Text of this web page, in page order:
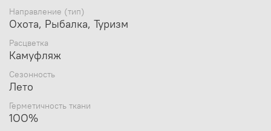
Гермоупаковка для ружья выпускается
в пастельных тонах и имеет удобную ручку
и лямку для переноса на плече
Высота чехла 132 см. Рекомендации по уходу: Не
гладить. Не отбеливать. Стирка и химчистка
запрещена. Вертикальная сушка без отжима.
Направление (тип)
Охота, Рыбалка, Туризм
Расцветка
Камуфляж
Сезонность
Лето
Герметичность ткани
1ОО%